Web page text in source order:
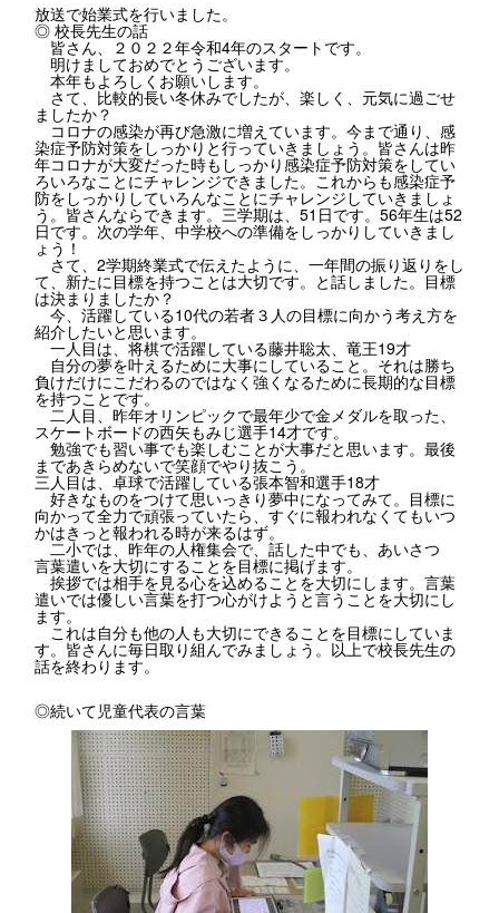
放送で始業式を行いました。
◎ 校長先生の話
皆さん、２０２２年令和4年のスタートです。
明けましておめでとうございます。
本年もよろしくお願いします。
さて、比較的長い冬休みでしたが、楽しく、元気に過ごせ
ましたか？
コロナの感染が再び急激に増えています。今まで通り、感
染症予防対策をしっかりと行っていきましょう。皆さんは昨
年コロナが大変だった時もしっかり感染症予防対策をしてい
ろいろなことにチャレンジできました。これからも感染症予
防をしっかりしていろんなことにチャレンジしていきましょ
う。皆さんならできます。三学期は、51日です。56年生は52
日です。次の学年、中学校への準備をしっかりしていきまし
ょう！
さて、2学期終業式で伝えたように、一年間の振り返りをし
て、新たに目標を持つことは大切です。と話しました。目標
は決まりましたか？
今、活躍している10代の若者３人の目標に向かう考え方を
紹介したいと思います。
一人目は、将棋で活躍している藤井聡太、竜王19才
自分の夢を叶えるために大事にしていること。それは勝ち
負けだけにこだわるのではなく強くなるために長期的な目標
を持つことです。
二人目、昨年オリンピックで最年少で金メダルを取った、
スケートボードの西矢もみじ選手14才です。
勉強でも習い事でも楽しむことが大事だと思います。最後
まであきらめないで笑顔でやり抜こう。
三人目は、卓球で活躍している張本智和選手18才
好きなものをつけて思いっきり夢中になってみて。目標に
向かって全力で頑張っていたら、すぐに報われなくてもいつ
かはきっと報われる時が来るはず。
二小では、昨年の人権集会で、話した中でも、あいさつ
言葉遣いを大切にすることを目標に掲げます。
挨拶では相手を見る心を込めることを大切にします。言葉
遣いでは優しい言葉を打つ心がけようと言うことを大切にし
ます。
これは自分も他の人も大切にできることを目標にしていま
す。皆さんに毎日取り組んでみましょう。以上で校長先生の
話を終わります。
◎続いて児童代表の言葉